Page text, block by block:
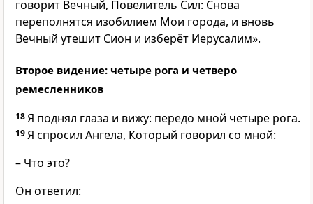
говорит Вечный, Повелитель Сил: Снова
переполнятся изобилием Мои города, и вновь
Вечный утешит Сион и изберёт Иерусалим».
Второе видение: четыре рога и четверо
ремесленников
18Я поднял глаза и вижу: передо мной четыре рога.
19Я спросил Ангела, Который говорил со мной:
– Что это?
Он ответил: